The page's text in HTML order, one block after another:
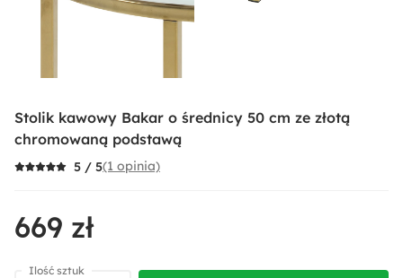
Stolik kawowy Bakar o średnicy 50 cm ze złotą
chromowaną podstawą
5 / 5(1 opinia)
669 zł
Ilość sztuk